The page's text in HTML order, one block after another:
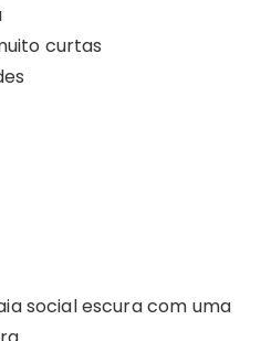
curtas
social escura com uma